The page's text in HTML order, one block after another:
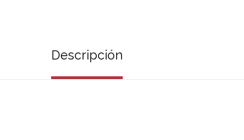
Descripción